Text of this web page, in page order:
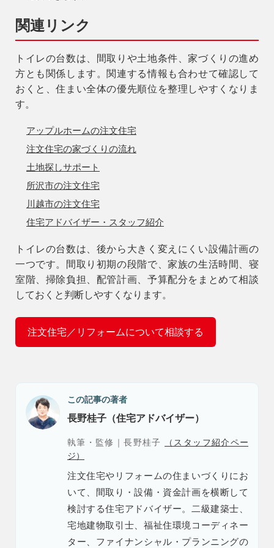
関連リンク
トイレの台数は、間取りや土地条件、家づくりの進め
方とも関係します。関連する情報も合わせて確認して
おくと、住まい全体の優先順位を整理しやすくなりま
す。
アップルホームの注文住宅
注文住宅の家づくりの流れ
土地探しサポート
所沢市の注文住宅
川越市の注文住宅
住宅アドバイザー・スタッフ紹介
トイレの台数は、後から大きく変えにくい設備計画の
一つです。間取り初期の段階で、家族の生活時間、寝
室階、掃除負担、配管計画、予算配分をまとめて相談
しておくと判断しやすくなります。
注文住宅／リフォームについて相談する
この記事の著者
長野桂子（住宅アドバイザー）
執筆・監修｜長野桂子
（スタッフ紹介ペー
ジ）
注文住宅やリフォームの住まいづくりにお
いて、間取り・設備・資金計画を横断して
検討する住宅アドバイザー。二級建築士、
宅地建物取引士、福祉住環境コーディネー
ター、ファイナンシャル・プランニングの